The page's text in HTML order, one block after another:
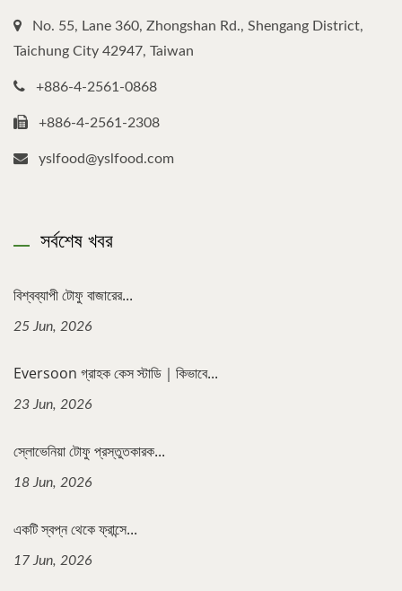
No. 55, Lane 360, Zhongshan Rd., Shengang District,
Taichung City 42947, Taiwan
+886-4-2561-0868
+886-4-2561-2308
yslfood@yslfood.com
সর্বশেষ খবর
বিশ্বব্যাপী টোফু বাজারের...
25 Jun, 2026
Eversoon গ্রাহক কেস স্টাডি｜কিভাবে...
23 Jun, 2026
স্লোভেনিয়া টোফু প্রস্তুতকারক...
18 Jun, 2026
একটি স্বপ্ন থেকে ফ্রান্সে...
17 Jun, 2026